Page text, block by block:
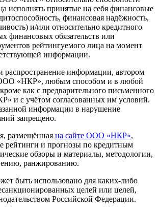
исполнять принятые на себя финансовые
финансовая надёжность,
и/или относительно кредитного
финансовых обязательств или
рейтингуемого лица на момент
информации.
распространение информации, автором
ООО «НКР», любым способом и в любой
как с предварительного письменного
и с учётом согласованных им условий.
информации в нарушение
запрещено.
размещённая на сайте ООО «НКР»,
рейтинги и прогнозы по кредитным
обзоры и материалы, методологии,
ранжированию.
быть использовано для каких-либо
целей или целей,
Российской Федерации.